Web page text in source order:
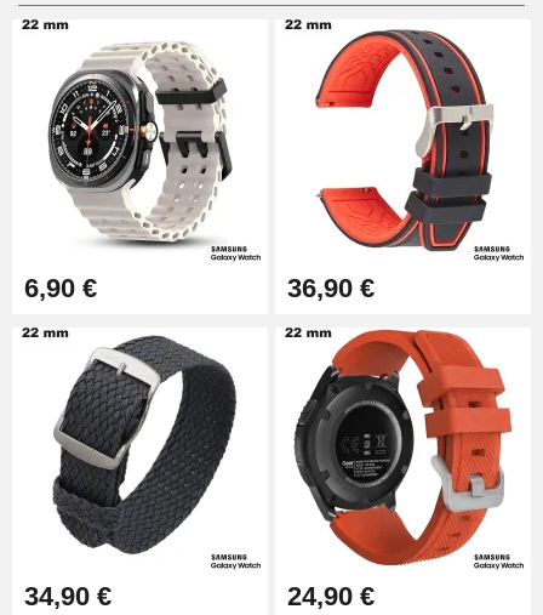
6,90 € 36,90 €
34,90 € 24,90 €